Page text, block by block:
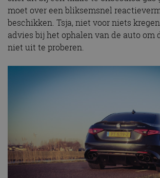
moet over een bliksemsnel
beschikken. Tsja, niet voor niets
advies bij het ophalen van de auto om
niet uit te proberen.